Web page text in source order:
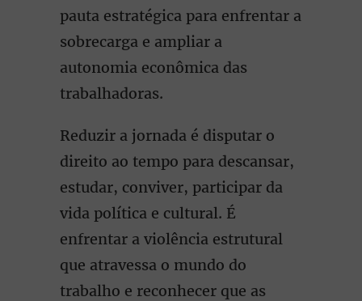
pauta estratégica para enfrentar a
sobrecarga e ampliar a
autonomia econômica das
trabalhadoras.
Reduzir a jornada é disputar o
direito ao tempo para descansar,
estudar, conviver, participar da
vida política e cultural. É
enfrentar a violência estrutural
que atravessa o mundo do
trabalho e reconhecer que as